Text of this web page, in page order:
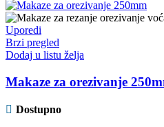
Uporedi
Brzi pregled
Dodaj u listu želja
Makaze za orezivanje
Dostupno